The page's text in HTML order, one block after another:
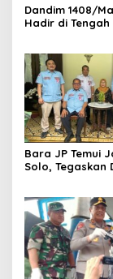
Dandim 1408/
Hadir di
Harapan
Bara JP Temui
Solo, Tegaskan
Gibran